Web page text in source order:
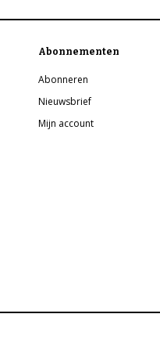
Abonnementen
Abonneren
Nieuwsbrief
Mijn account